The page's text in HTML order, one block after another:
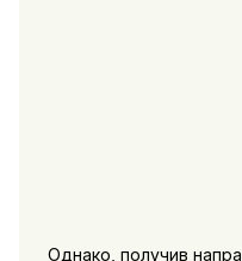
Однако, получив